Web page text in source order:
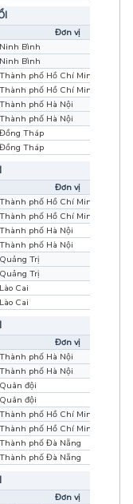
Đơn vị
Ninh Bình
Ninh Bình
Thành phố Hồ Chí Minh
Thành phố Hồ Chí Minh
Thành phố Hà Nội
Thành phố Hà Nội
Đồng Tháp
Đồng Tháp
Đơn vị
Thành phố Hồ Chí Minh
Thành phố Hồ Chí Minh
Thành phố Hà Nội
Thành phố Hà Nội
Quảng Trị
Quảng Trị
Lào Cai
Lào Cai
Đơn vị
Thành phố Hà Nội
Thành phố Hà Nội
Quân đội
Quân đội
Thành phố Hồ Chí Minh
Thành phố Hồ Chí Minh
Thành phố Đà Nẵng
Thành phố Đà Nẵng
Đơn vị